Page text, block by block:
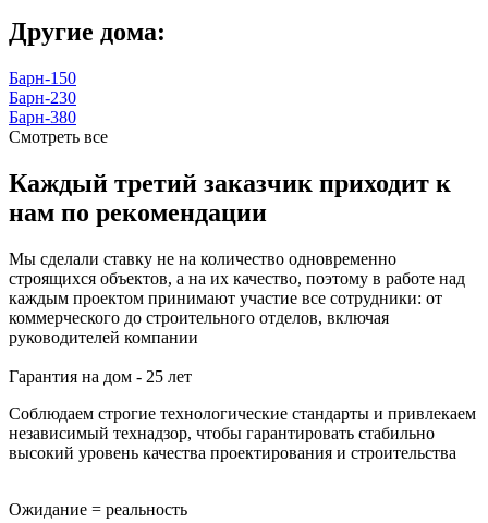
Другие дома:
Барн-150
Барн-230
Барн-380
Смотреть все
Каждый третий заказчик приходит к
нам по рекомендации
Мы сделали ставку не на количество одновременно
строящихся объектов, а на их качество, поэтому в работе над
каждым проектом принимают участие все сотрудники: от
коммерческого до строительного отделов, включая
руководителей компании
Гарантия на дом - 25 лет
Соблюдаем строгие технологические стандарты и привлекаем
независимый технадзор, чтобы гарантировать стабильно
высокий уровень качества проектирования и строительства
Ожидание = реальность